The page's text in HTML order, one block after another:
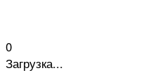
0
Загрузка...